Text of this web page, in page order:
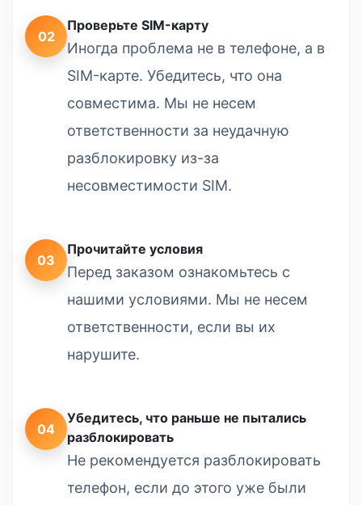
02
Проверьте SIM-карту
Иногда проблема не в телефоне, а в
SIM-карте. Убедитесь, что она
совместима. Мы не несем
ответственности за неудачную
разблокировку из-за
несовместимости SIM.
03
Прочитайте условия
Перед заказом ознакомьтесь с
нашими условиями. Мы не несем
ответственности, если вы их
нарушите.
04
Убедитесь, что раньше не пытались
разблокировать
Не рекомендуется разблокировать
телефон, если до этого уже были